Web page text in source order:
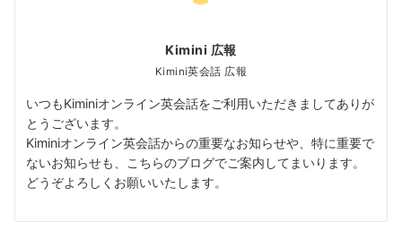
Kimini 広報
Kimini英会話 広報
いつもKiminiオンライン英会話をご利用いただきましてありが
とうございます。
Kiminiオンライン英会話からの重要なお知らせや、特に重要で
ないお知らせも、こちらのブログでご案内してまいります。
どうぞよろしくお願いいたします。